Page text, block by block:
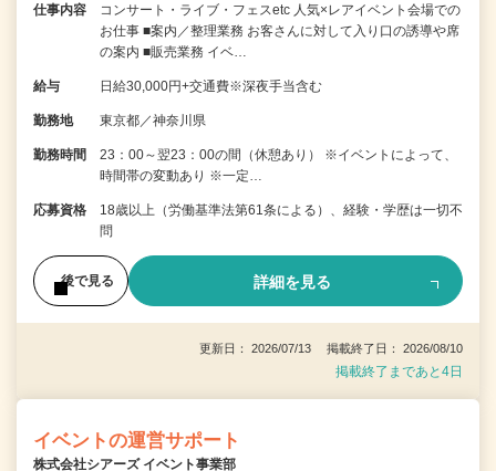
仕事内容
コンサート・ライブ・フェスetc 人気×レアイベント会場での
お仕事 ■案内／整理業務 お客さんに対して入り口の誘導や席
の案内 ■販売業務 イベ…
給与 日給30,000円+交通費※深夜手当含む
勤務地 東京都／神奈川県
勤務時間
23：00～翌23：00の間（休憩あり） ※イベントによって、
時間帯の変動あり ※一定…
応募資格
18歳以上（労働基準法第61条による）、経験・学歴は一切不
問
後で見る 詳細を見る
更新日： 2026/07/13 掲載終了日： 2026/08/10
掲載終了まであと4日
イベントの運営サポート
株式会社シアーズ イベント事業部